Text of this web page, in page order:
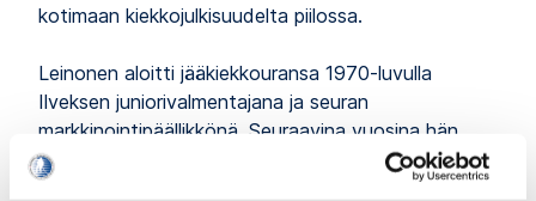
kotimaan kiekkojulkisuudelta piilossa.
Leinonen aloitti jääkiekkouransa 1970-luvulla
Ilveksen juniorivalmentajana ja seuran
markkinointipäällikkönä. Seuraavina vuosina hän
hankki kansainvälisiä kannuksia mailateollisuuden
palveluksessa Saksassa ja Kanadassa toimien